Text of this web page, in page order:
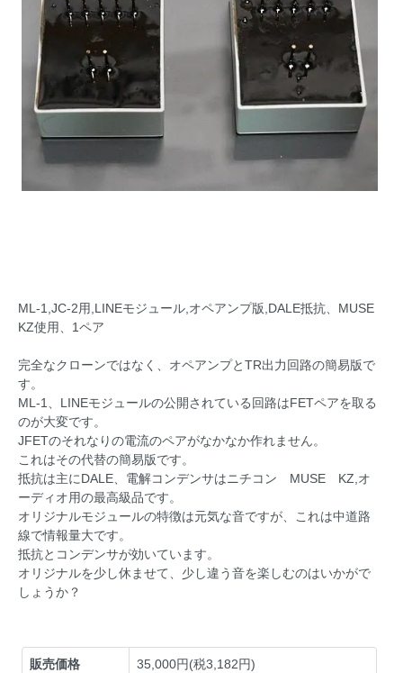
ML-1,JC-2用,LINEモジュール,オペアンプ版,DALE抵抗、MUSE
KZ使用、1ペア
完全なクローンではなく、オペアンプとTR出力回路の簡易版で
す。
ML-1、LINEモジュールの公開されている回路はFETペアを取る
のが大変です。
JFETのそれなりの電流のペアがなかなか作れません。
これはその代替の簡易版です。
抵抗は主にDALE、電解コンデンサはニチコン MUSE KZ,オ
ーディオ用の最高級品です。
オリジナルモジュールの特徴は元気な音ですが、これは中道路
線で情報量大です。
抵抗とコンデンサが効いています。
オリジナルを少し休ませて、少し違う音を楽しむのはいかがで
しょうか？
販売価格 35,000円(税3,182円)